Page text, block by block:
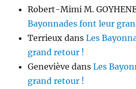
Robert-Mimi M.
Bayonnades font leur
Terrieux dansLes
grand retour !
Geneviève dansLes
grand retour !